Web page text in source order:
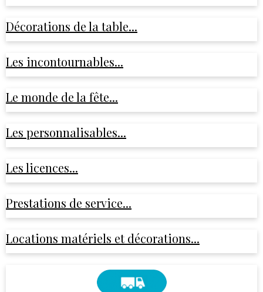
Décorations de la table...
Les incontournables...
Le monde de la fête...
Les personnalisables...
Les licences...
Prestations de service...
Locations matériels et décorations...